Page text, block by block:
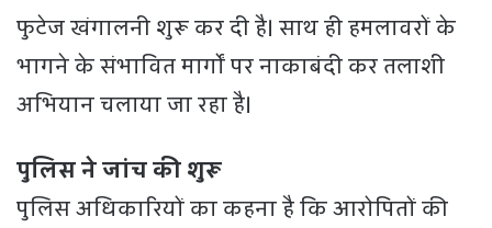
फुटेज खंगालनी शुरू कर दी है। साथ ही हमलावरों के
भागने के संभावित मार्गों पर नाकाबंदी कर तलाशी
अभियान चलाया जा रहा है।
पुलिस ने जांच की शुरू
पुलिस अधिकारियों का कहना है कि आरोपितों की